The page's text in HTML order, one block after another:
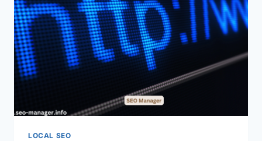
LOCAL SEO